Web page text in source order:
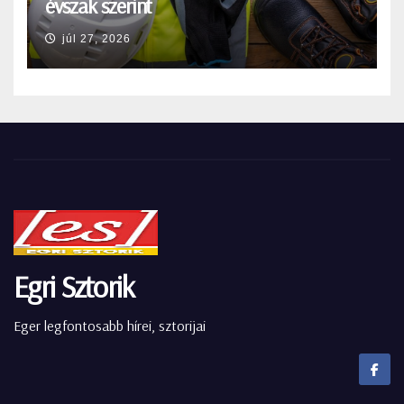
évszak szerint
júl 27, 2026
Egri Sztorik
Eger legfontosabb hírei, sztorijai